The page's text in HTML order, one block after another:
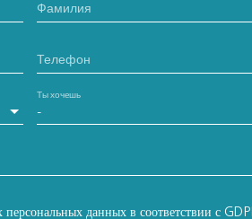
Фамилия
Телефон
-
Ты хочешь
данных в соответствии с